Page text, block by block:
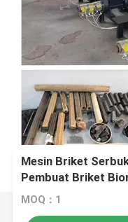
Mesin Briket
Pembuat Briket
MOQ：1